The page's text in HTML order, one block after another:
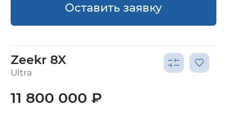
Оставить заявку
Zeekr 8X
Ultra
11 800 000 ₽